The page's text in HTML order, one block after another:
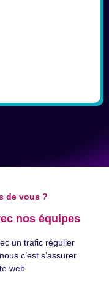
de vous ?
nos équipes
un trafic régulier
c’est s’assurer
web